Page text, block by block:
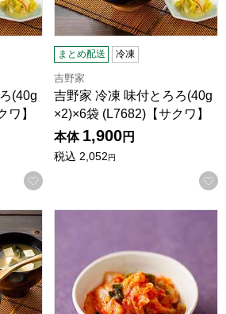
(40g
ワ】
お気に入りに登録する
まとめ配送 冷凍
吉野家
吉野家 冷凍 味付とろろ(40g
×2)×6袋 (L7682)【サクワ】
本体 1,900円
税込 2,052円
(40g×2)×12袋 (L7683)【サクワ】